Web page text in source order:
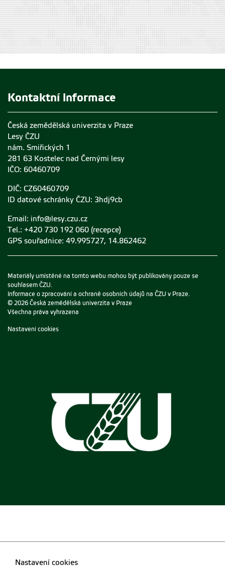
Kontaktní informace
Česká zemědělská univerzita v Praze
Lesy ČZU
nám. Smiřických 1
281 63 Kostelec nad Černými lesy
IČO: 60460709
DIČ: CZ60460709
ID datové schránky ČZU: 3hdj9cb
Email: info@lesy.czu.cz
Tel.: +420 730 192 060 (recepce)
GPS souřadnice: 49.995727, 14.862462
Materiály umístěné na tomto webu mohou být publikovány pouze se
souhlasem ČZU.
Informace o zpracování a ochraně osobních údajů na ČZU v Praze.
© 2026 Česká zemědělská univerzita v Praze
Všechna práva vyhrazena
Nastavení cookies
Nastavení cookies